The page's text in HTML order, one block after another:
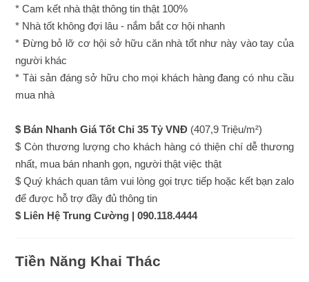
* Cam kết nhà thật thông tin thật 100%
* Nhà tốt không đợi lâu - nắm bắt cơ hội nhanh
* Đừng bỏ lỡ cơ hội sở hữu căn nhà tốt như này vào tay của
người khác
* Tài sản đáng sở hữu cho mọi khách hàng đang có nhu cầu
mua nhà
$ Bán Nhanh Giá Tốt Chỉ 35 Tỷ VNĐ (407,9 Triệu/m²)
$ Còn thương lượng cho khách hàng có thiện chí dễ thương
nhất, mua bán nhanh gọn, người thật việc thật
$ Quý khách quan tâm vui lòng gọi trực tiếp hoặc kết bạn zalo
để được hỗ trợ đầy đủ thông tin
$ Liên Hệ Trung Cường | 090.118.4444
Tiền Năng Khai Thác